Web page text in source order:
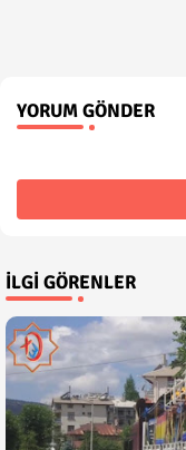
YORUM GÖNDER
İLGI GÖRENLER